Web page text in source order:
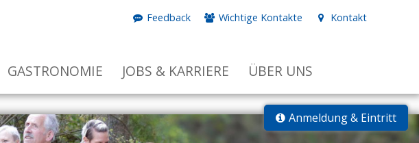
Feedback Wichtige Kontakte Kontakt
GASTRONOMIE JOBS & KARRIERE ÜBER UNS
Anmeldung & Eintritt